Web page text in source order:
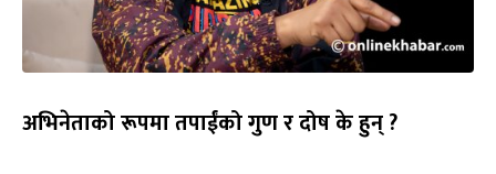
अभिनेताको रूपमा तपाईंको गुण र दोष के हुन्?